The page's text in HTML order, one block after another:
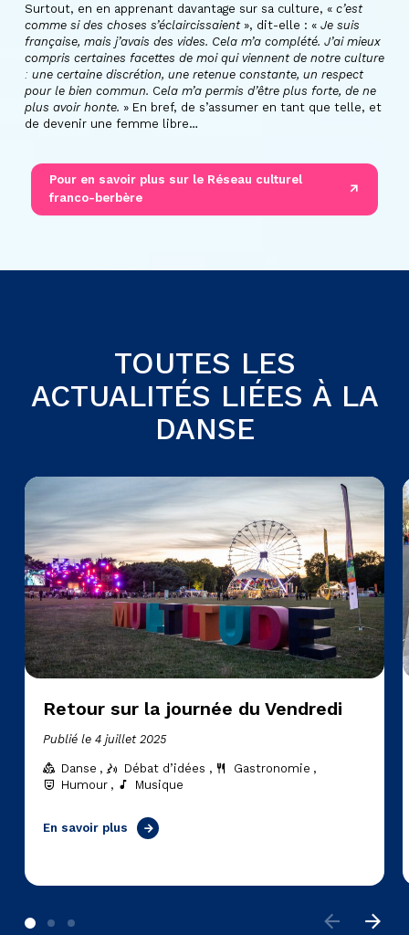
Surtout, en en apprenant davantage sur sa culture, « c’est
comme si des choses s’éclaircissaient», dit-elle : « Je suis
française, mais j’avais des vides. Cela m’a complété. J’ai mieux
compris certaines facettes de moi qui viennent de notre culture
: une certaine discrétion, une retenue constante, un respect
pour le bien commun. Cela m’a permis d’être plus forte, de ne
plus avoir honte. » En bref, de s’assumer en tant que telle, et
de devenir une femme libre…
Pour en savoir plus sur le Réseau culturel
franco-berbère
TOUTES LES
ACTUALITÉS LIÉES À LA
DANSE
Retour sur la journée du Vendredi
Publié le 4 juillet 2025
Danse Débat d’idées
Gastronomie
Humour
Musique
En savoir plus